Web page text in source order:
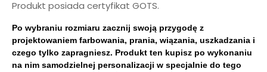
Produkt posiada certyfikat GOTS.
Po wybraniu rozmiaru zacznij swoją przygodę z
projektowaniem farbowania, prania, wiązania, uszkadzania i
czego tylko zapragniesz. Produkt ten kupisz po wykonaniu
na nim samodzielnej personalizacji w specjalnie do tego